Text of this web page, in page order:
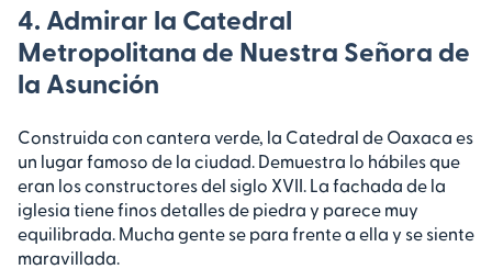
4. Admirar la Catedral
Metropolitana de Nuestra Señora de
la Asunción
Construida con cantera verde, la Catedral de Oaxaca es
un lugar famoso de la ciudad. Demuestra lo hábiles que
eran los constructores del siglo XVII. La fachada de la
iglesia tiene finos detalles de piedra y parece muy
equilibrada. Mucha gente se para frente a ella y se siente
maravillada.